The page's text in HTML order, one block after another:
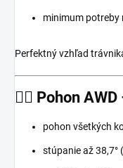
minimum potreby
Perfektný vzhľad
🧗‍♂️ Pohon
pohon všetkých
stúpanie až 38,7°